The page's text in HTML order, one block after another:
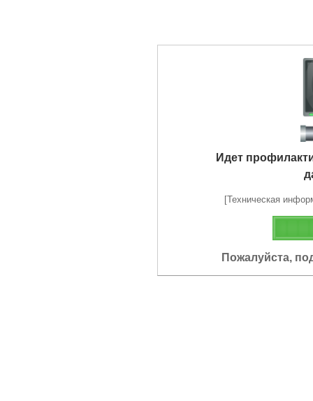
Идет
[Техническая
Пожалуйста,